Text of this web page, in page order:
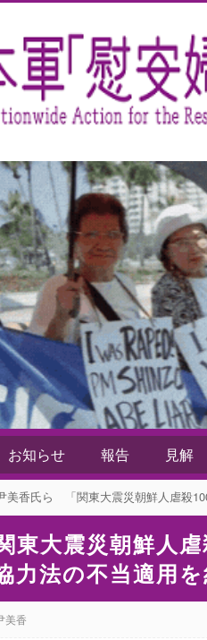
お知らせ 報告 見解
美香氏ら 「関東大震災朝鮮人虐殺100年追悼式
大震災朝鮮人虐
力法の不当適用を
美香